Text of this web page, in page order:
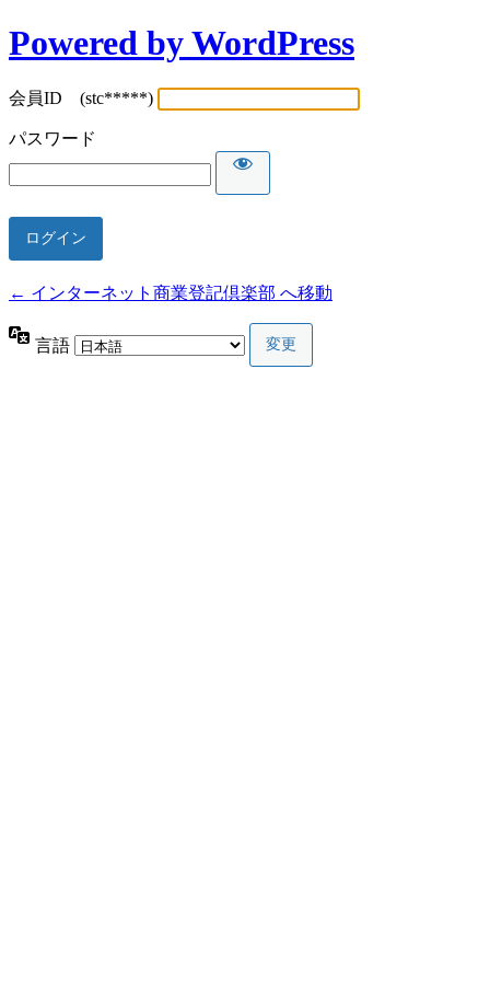
Powered by WordPress
会員ID (stc*****)
パスワード
← インターネット商業登記倶楽部 へ移動
言語